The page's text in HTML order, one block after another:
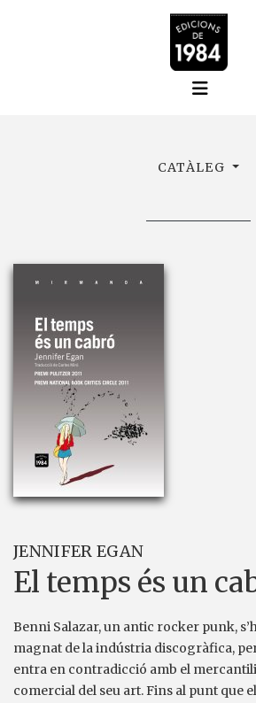
CATÀLEG
JENNIFER EGAN
El temps és un
Benni Salazar, un antic rocker punk,
magnat de la indústria discogràfica,
entra en contradicció amb el
comercial del seu art. Fins al punt que